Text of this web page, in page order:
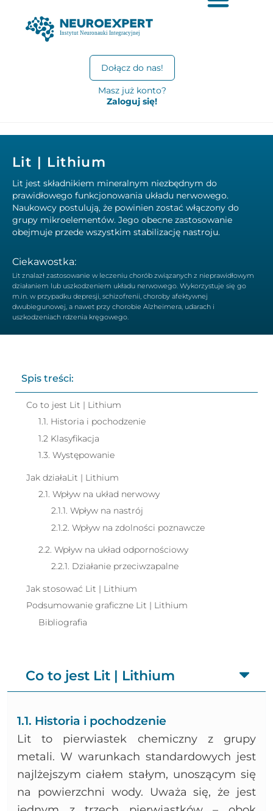
Dołącz do nas!
Masz już konto?
Zaloguj się!
Lit | Lithium
Lit jest składnikiem mineralnym niezbędnym do
prawidłowego funkcjonowania układu nerwowego.
Naukowcy postulują, że powinien zostać włączony do
grupy mikroelementów. Jego obecne zastosowanie
obejmuje przede wszystkim stabilizację nastroju.
Ciekawostka:
Lit znalazł zastosowanie w leczeniu chorób związanych z nieprawidłowym
działaniem lub uszkodzeniem układu nerwowego. Wykorzystuje się go
m.in. w przypadku depresji, schizofrenii, choroby afektywnej
dwubiegunowej, a nawet przy chorobie Alzheimera, udarach i
uszkodzeniach rdzenia kręgowego.
Spis treści:
Co to jest Lit | Lithium
1.1. Historia i pochodzenie
1.2 Klasyfikacja
1.3. Występowanie
Jak działaLit | Lithium
2.1. Wpływ na układ nerwowy
2.1.1. Wpływ na nastrój
2.1.2. Wpływ na zdolności poznawcze
2.2. Wpływ na układ odpornościowy
2.2.1. Działanie przeciwzapalne
Jak stosować Lit | Lithium
Podsumowanie graficzne Lit | Lithium
Bibliografia
Co to jest Lit | Lithium
1.1. Historia i pochodzenie
Lit to pierwiastek chemiczny z grupy
metali. W warunkach standardowych jest
najlżejszym ciałem stałym, unoszącym się
na powierzchni wody. Uważa się, że jest